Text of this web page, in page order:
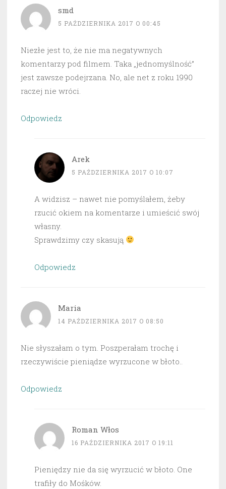
smd
5 PAŹDZIERNIKA 2017 O 00:45
Niezłe jest to, że nie ma negatywnych
komentarzy pod filmem. Taka „jednomyślność”
jest zawsze podejrzana. No, ale net z roku 1990
raczej nie wróci.
Odpowiedz
Arek
5 PAŹDZIERNIKA 2017 O 10:07
A widzisz – nawet nie pomyślałem, żeby
rzucić okiem na komentarze i umieścić swój
własny.
Sprawdzimy czy skasują
Odpowiedz
Maria
14 PAŹDZIERNIKA 2017 O 08:50
Nie słyszałam o tym. Poszperałam trochę i
rzeczywiście pieniądze wyrzucone w błoto..
Odpowiedz
Roman Włos
16 PAŹDZIERNIKA 2017 O 19:11
Pieniędzy nie da się wyrzucić w błoto. One
trafiły do Mośków.